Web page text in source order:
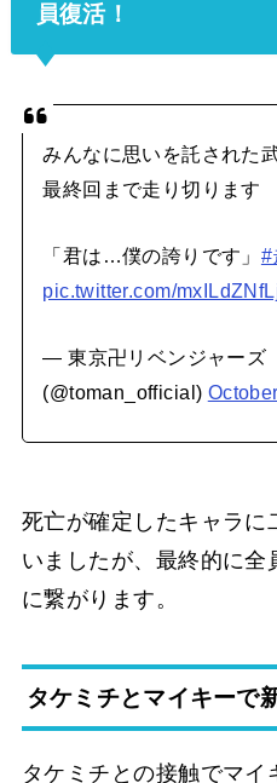
員復活！
みんなに思いを託された
最終回まで走り切ります
「君は…僕の誇りです」 #
pic.twitter.com/
— 東京卍リベンジャーズ
(@toman_official)
死亡が確定したキャラに
いましたが、最終的に全
に繋がります。
タケミチとマイキーで
タケミチとの接触でマ